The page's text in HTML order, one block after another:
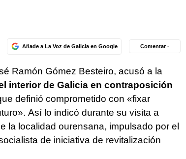
Añade a La Voz de Galicia en Google Comentar ·
Ramón Gómez Besteiro, acusó a la
interior de Galicia en contraposición
definió comprometido con «fixar
Así lo indicó durante su visita a
la localidad ourensana, impulsado por el
de iniciativa de revitalización